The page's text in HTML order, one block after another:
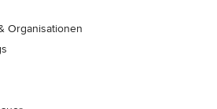
Organisationen